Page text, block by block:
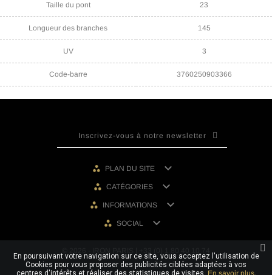
Taille du pont 23
Longueur des branches 145
UV 3
Code-barre 3760250903366
PLAN DU SITE 
CATÉGORIES 
INFORMATIONS 
SOCIAL 
En poursuivant votre navigation sur ce site, vous acceptez l'utilisation de
Cookies pour vous proposer des publicités ciblées adaptées à vos
centres d'intérêts et réaliser des statistiques de visites. En savoir plus.